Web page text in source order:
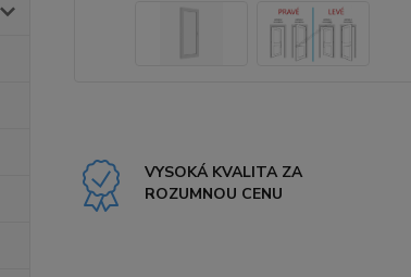
VYSOKÁ KVALITA ZA
ROZUMNOU CENU